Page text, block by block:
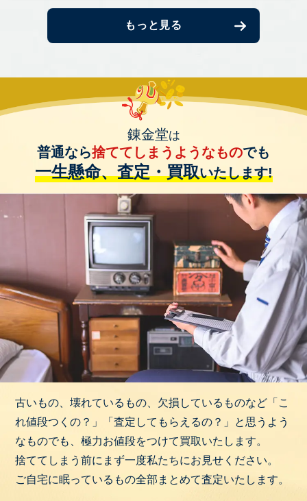
もっと見る
錬金堂は
普通なら捨ててしまうようなものでも
一生懸命、査定・買取いたします!
古いもの、壊れているもの、欠損しているものなど「こ
れ値段つくの？」「査定してもらえるの？」と思うよう
なものでも、極力お値段をつけて買取いたします。
捨ててしまう前にまず一度私たちにお見せください。
ご自宅に眠っているもの全部まとめて査定いたします。